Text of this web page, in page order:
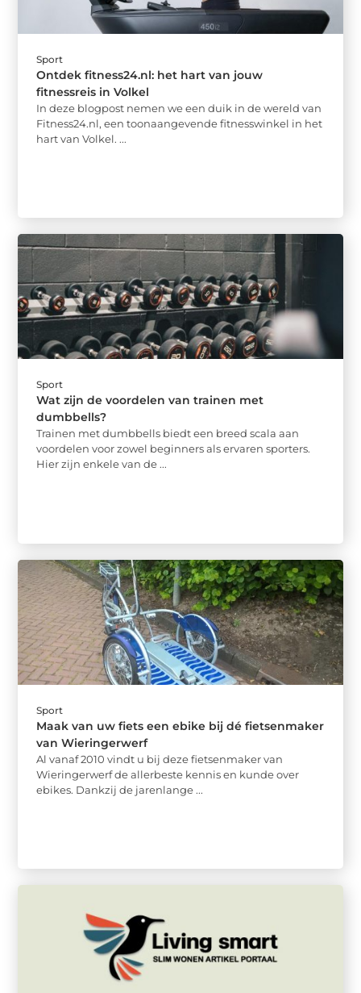
Sport
Ontdek fitness24.nl: het hart van jouw
fitnessreis in Volkel
In deze blogpost nemen we een duik in de wereld van
Fitness24.nl, een toonaangevende fitnesswinkel in het
hart van Volkel. ...
Sport
Wat zijn de voordelen van trainen met
dumbbells?
Trainen met dumbbells biedt een breed scala aan
voordelen voor zowel beginners als ervaren sporters.
Hier zijn enkele van de ...
Sport
Maak van uw fiets een ebike bij dé fietsenmaker
van Wieringerwerf
Al vanaf 2010 vindt u bij deze fietsenmaker van
Wieringerwerf de allerbeste kennis en kunde over
ebikes. Dankzij de jarenlange ...